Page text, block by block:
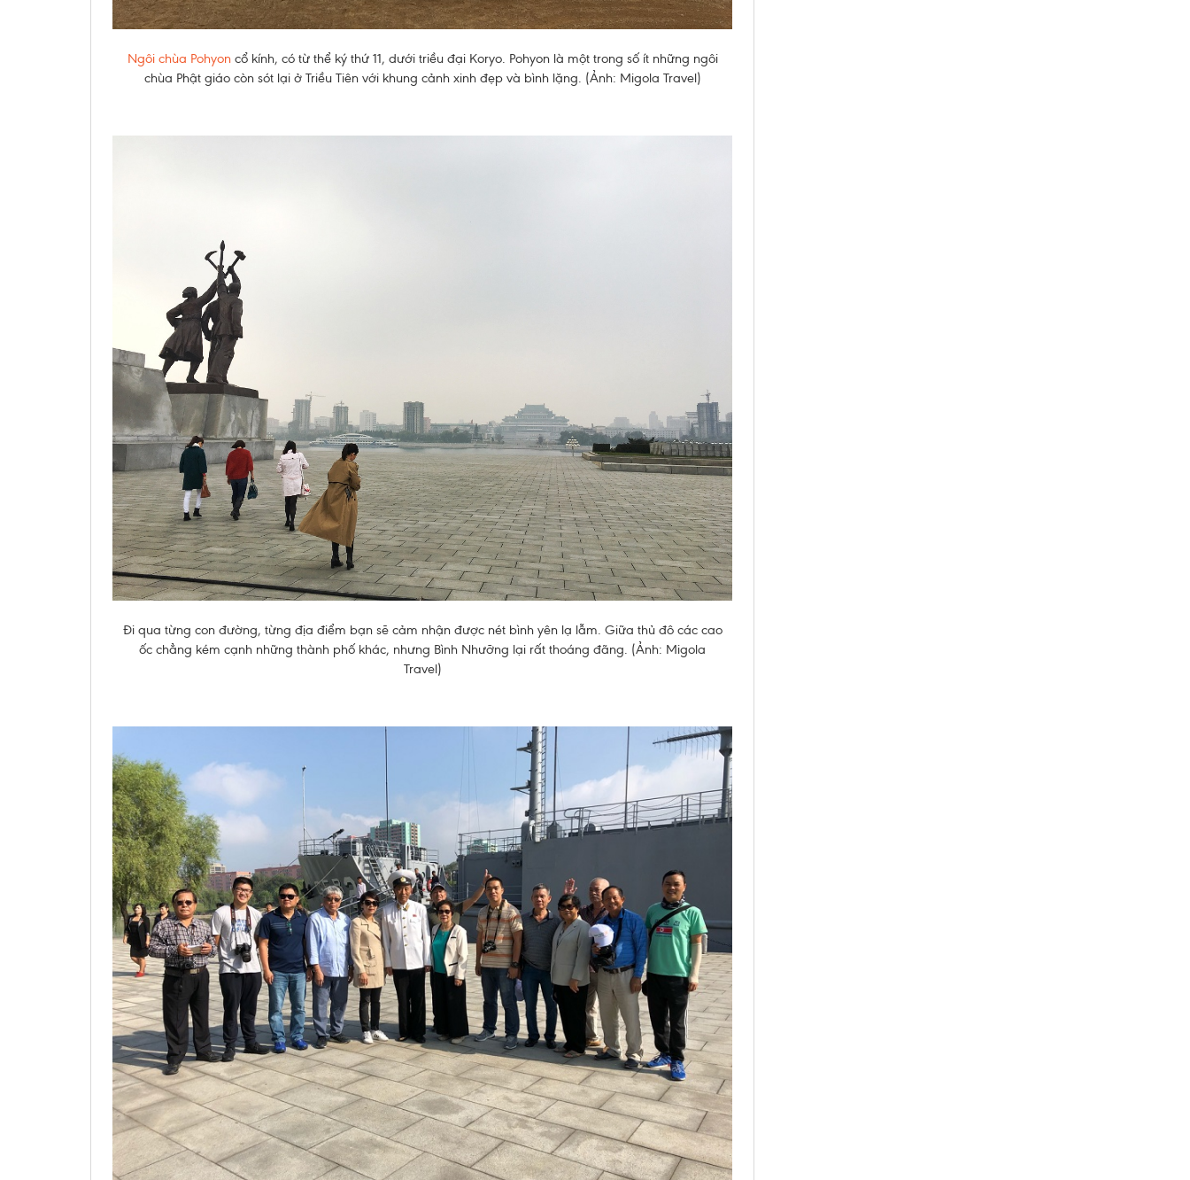
Ngôi chùa Pohyoncổ kính, có từ thể ký thứ 11, dưới triều đại Koryo. Pohyon là một trong số ít những ngôi
chùa Phật giáo còn sót lại ở Triều Tiên với khung cảnh xinh đẹp và bình lặng. (Ảnh: Migola Travel)
Đi qua từng con đường, từng địa điểm bạn sẽ cảm nhận được nét bình yên lạ lẫm. Giữa thủ đô các cao
ốc chẳng kém cạnh những thành phố khác, nhưng Bình Nhưỡng lại rất thoáng đãng. (Ảnh: Migola
Travel)